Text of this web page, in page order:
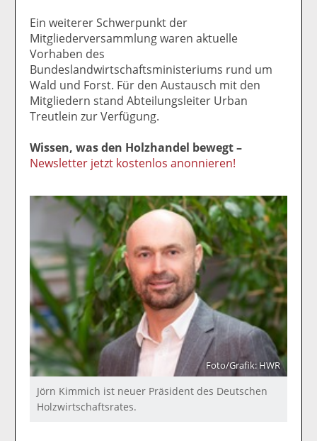
Ein weiterer Schwerpunkt der
Mitgliederversammlung waren aktuelle
Vorhaben des
Bundeslandwirtschaftsministeriums rund um
Wald und Forst. Für den Austausch mit den
Mitgliedern stand Abteilungsleiter Urban
Treutlein zur Verfügung.
Wissen, was den Holzhandel bewegt –
Newsletter jetzt kostenlos anonnieren!
Foto/Grafik: HWR
Jörn Kimmich ist neuer Präsident des Deutschen
Holzwirtschaftsrates.